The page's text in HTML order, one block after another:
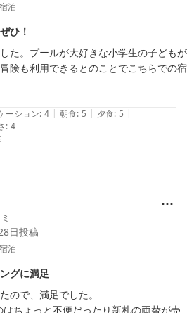
思うのは、Wi-Fiがロビーでしか使えな
ットに接続したい場合は自分のSIMで行
宿泊
ひ！
た。プールが大好きな小学生の子どもが
険も利用できるとのことでこちらでの宿
テルに戻ってハトヤホテルのプールへ。
で、ハトヤホテルのプールは貸切状態で
も予約必要なく空いてれば利用できる形
利でした◎
く美味しくて、お刺身やカニの味噌汁も
どもは一口サイズのアイスを何度も取り
ることができました。また伊東にくるこ
いです。ありがとうございました！
ーション: 4 | 朝食: 5 | 夕食: 5 |
: 4
日投稿
宿泊
グに満足
ので、満足でした。
ちょっと不便だったり新札の両替が売